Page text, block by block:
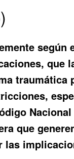
que
traumática
que